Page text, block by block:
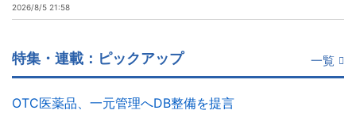
2026/8/5 21:58
特集・連載：ピックアップ 一覧
OTC医薬品、一元管理へDB整備を提言